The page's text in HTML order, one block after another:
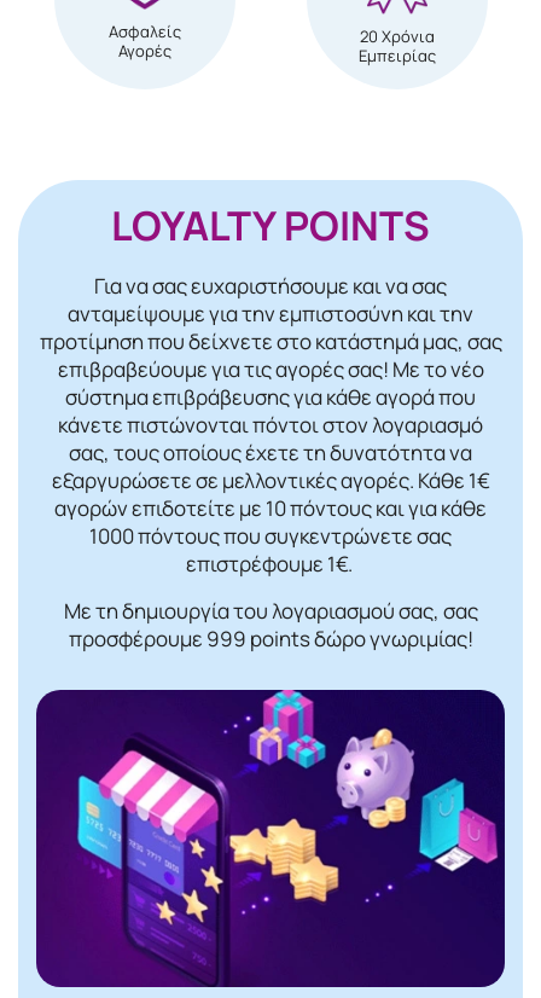
Ασφαλείς
Αγορές
20 Χρόνια
Εμπειρίας
LOYALTY POINTS
Για να σας ευχαριστήσουμε και να σας
ανταμείψουμε για την εμπιστοσύνη και την
προτίμηση που δείχνετε στο κατάστημά μας, σας
επιβραβεύουμε για τις αγορές σας! Mε το νέο
σύστημα επιβράβευσης για κάθε αγορά που
κάνετε πιστώνονται πόντοι στον λογαριασμό
σας, τους οποίους έχετε τη δυνατότητα να
εξαργυρώσετε σε μελλοντικές αγορές. Κάθε 1€
αγορών επιδοτείτε με 10 πόντους και για κάθε
1000 πόντους που συγκεντρώνετε σας
επιστρέφουμε 1€.
Με τη δημιουργία του λογαριασμού σας, σας
προσφέρουμε 999 points δώρο γνωριμίας!